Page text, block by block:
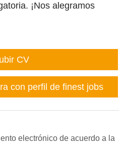
¡Nos alegramos
CV
con perfil de finest jobs
electrónico de acuerdo a la